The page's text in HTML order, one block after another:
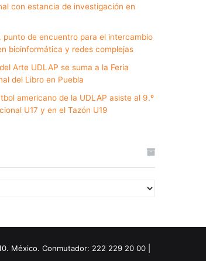
con estancia de investigación en
punto de encuentro para el intercambio
bioinformática y redes complejas
Arte UDLAP se suma a la Feria
del Libro en Puebla
americano de la UDLAP asiste al 9.º
U17 y en el Tazón U19
México. Conmutador: 222 229 20 00 |